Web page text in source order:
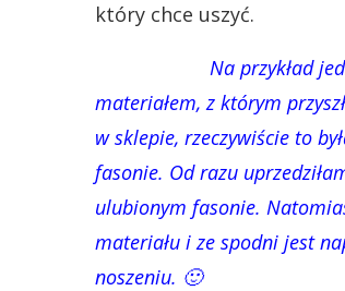
który chce uszyć.
Na przykład
materiałem, z którym
w sklepie, rzeczywiście to
fasonie. Od razu
ulubionym fasonie.
materiału i ze spodni jest
noszeniu. 🙂